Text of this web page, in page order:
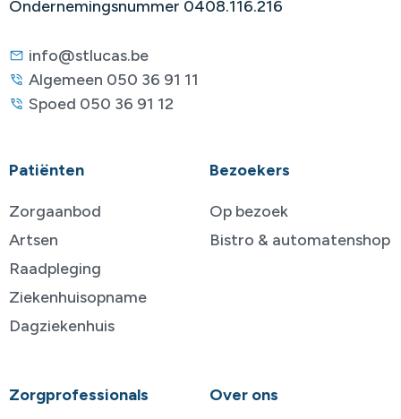
Ondernemingsnummer 0408.116.216
info@stlucas.be
Algemeen 050 36 91 11
Spoed 050 36 91 12
Patiënten
Zorgaanbod
Artsen
Raadpleging
Ziekenhuisopname
Dagziekenhuis
Bezoekers
Op bezoek
Bistro & automatenshop
Zorgprofessionals Over ons